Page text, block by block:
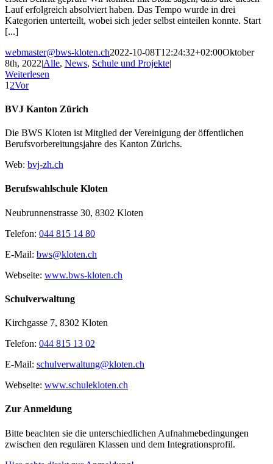
Lauf erfolgreich absolviert haben. Das Tempo wurde in drei
Kategorien unterteilt, wobei sich jeder selbst einteilen konnte. Start
[...]
webmaster@bws-kloten.ch2022-10-08T12:24:32+02:00Oktober
8th, 2022|Alle, News, Schule und Projekte|
Weiterlesen
1 2Vor
BVJ Kanton Zürich
Die BWS Kloten ist Mitglied der Vereinigung der öffentlichen
Berufsvorbereitungsjahre des Kanton Zürichs.
Web: bvj-zh.ch
Berufswahlschule Kloten
Neubrunnenstrasse 30, 8302 Kloten
Telefon: 044 815 14 80
E-Mail: bws@kloten.ch
Webseite: www.bws-kloten.ch
Schulverwaltung
Kirchgasse 7, 8302 Kloten
Telefon: 044 815 13 02
E-Mail: schulverwaltung@kloten.ch
Webseite: www.schulekloten.ch
Zur Anmeldung
Bitte beachten sie die unterschiedlichen Aufnahmebedingungen
zwischen den regulären Klassen und dem Integrationsprofil.